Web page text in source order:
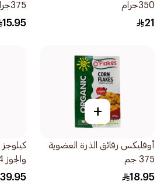
350جرام
21
375جرام
15.95
+
أوفليكس رقائق الذرة العضوية
375 جم
18.95
والجوز 334جرام
39.95